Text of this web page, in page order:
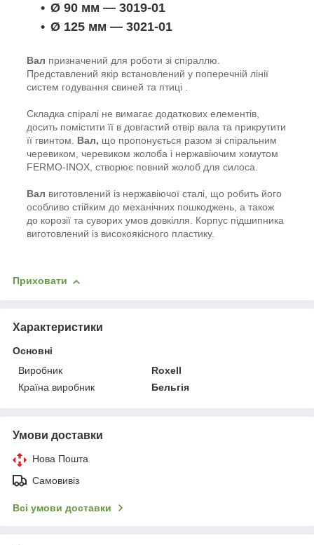
Ø 90 мм — 3019-01
Ø 125 мм — 3021-01
Вал призначений для роботи зі спіраллю.
Представлений якір встановлений у поперечній лінії
систем годування свиней та птиці .
Складка спіралі не вимагає додаткових елементів,
досить помістити її в довгастий отвір вала та прикрутити
її гвинтом. Вал, що пропонується разом зі спіральним
черевиком, черевиком жолоба і нержавіючим хомутом
FERMO-INOX, створює повний жолоб для силоса.
Вал виготовлений із нержавіючої сталі, що робить його
особливо стійким до механічних пошкоджень, а також
до корозії та суворих умов довкілля. Корпус підшипника
виготовлений із високоякісного пластику.
Приховати
Характеристики
Основні
Виробник
Roxell
Країна виробник
Бельгія
Умови доставки
Нова Пошта
Самовивіз
Всі умови доставки